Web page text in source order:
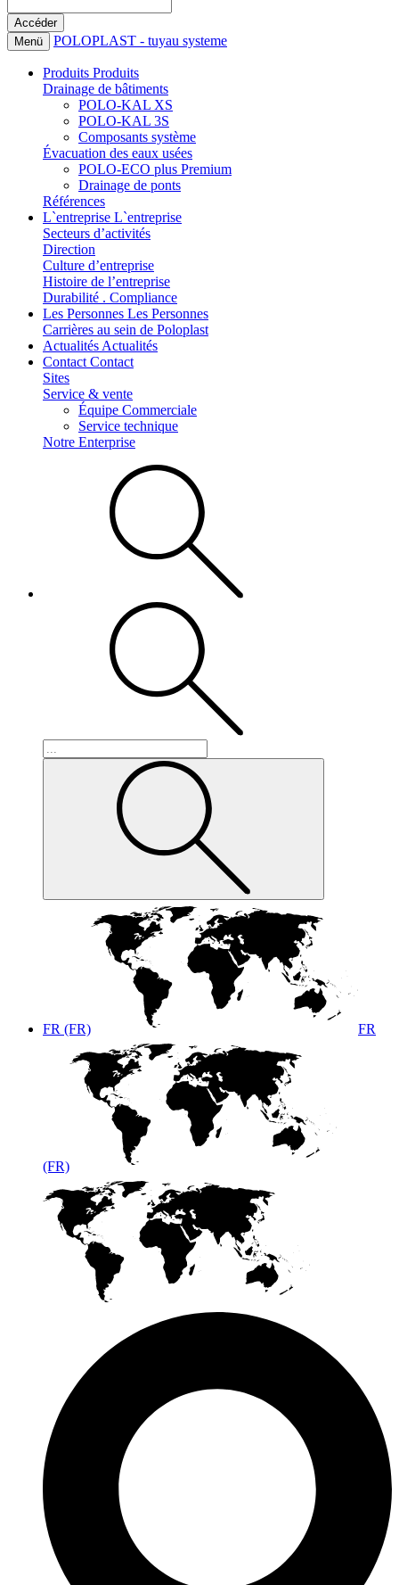
Menü POLOPLAST - tuyau systeme
Produits Produits
Drainage de bâtiments
POLO-KAL XS
POLO-KAL 3S
Composants système
Évacuation des eaux usées
POLO-ECO plus Premium
Drainage de ponts
Références
L`entreprise L`entreprise
Secteurs d’activités
Direction
Culture d’entreprise
Histoire de l’entreprise
Durabilité . Compliance
Les Personnes Les Personnes
Carrières au sein de Poloplast
Actualités Actualités
Contact Contact
Sites
Service & vente
Équipe Commerciale
Service technique
Notre Enterprise
FR (FR) FR
(FR)